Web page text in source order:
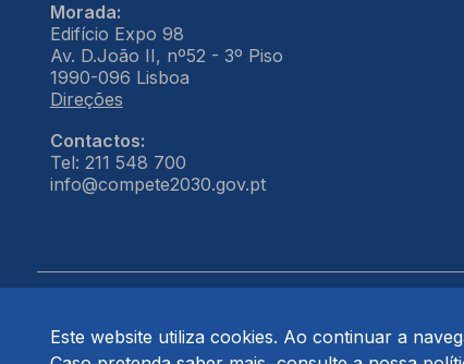
Este website utiliza cookies. Ao continuar a
Morada:
Edifício Expo 98
Av. D.João II, nº52 - 3º Piso
1990-096 Lisboa
Direções
Contactos:
Tel: 211 548 700
info@compete2030.gov.pt
© COMPETE 2030. Todos os direitos reservados.